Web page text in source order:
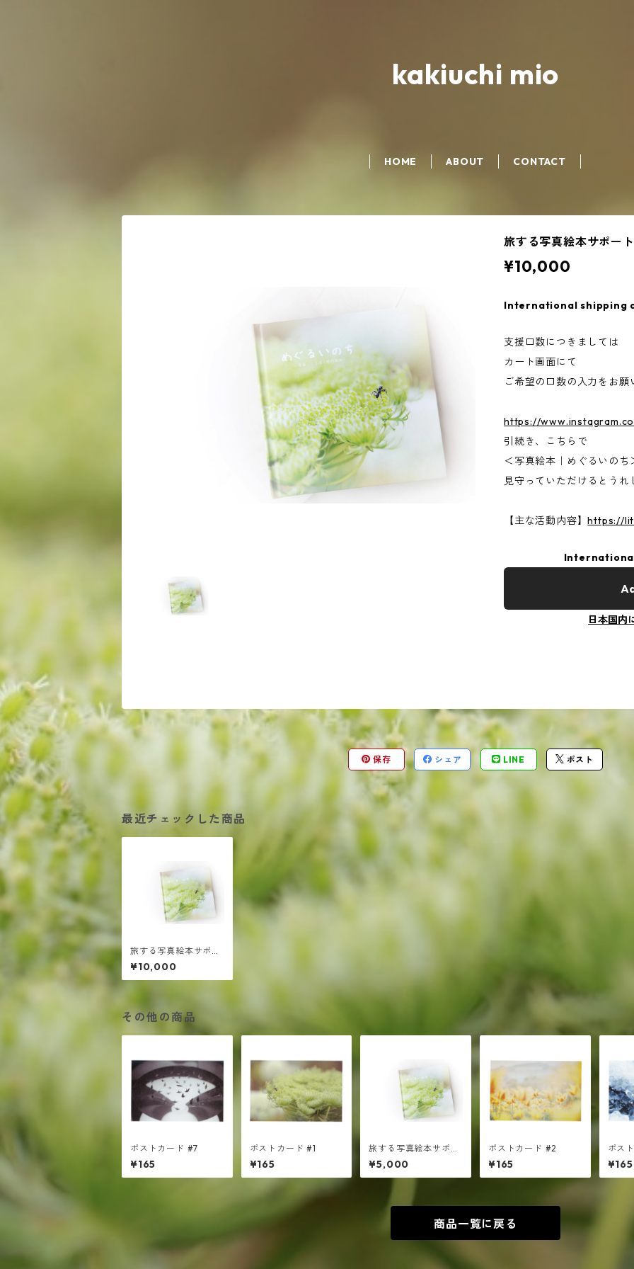
kakiuchi mio
HOME ABOUT CONTACT
旅する写真絵本サポー
¥10,000
International shipping
支援口数につきましては
カート画面にて
ご希望の口数の入力をお願
https://
引続き、こちらで
＜写真絵本｜めぐるいのち
見守っていただけるとうれ
【主な活動内容】https://
日本国内
保存 シェア LINE ポスト
最近チェックした商品
旅する写真絵本サポー
ト ￥10000
¥10,000
その他の商品
ポストカード #7
¥165
ポストカード #1
¥165
旅する写真絵本サポー
ト ￥5000
¥5,000
ポストカード #2
¥165
ポス
¥165
商品一覧に戻る